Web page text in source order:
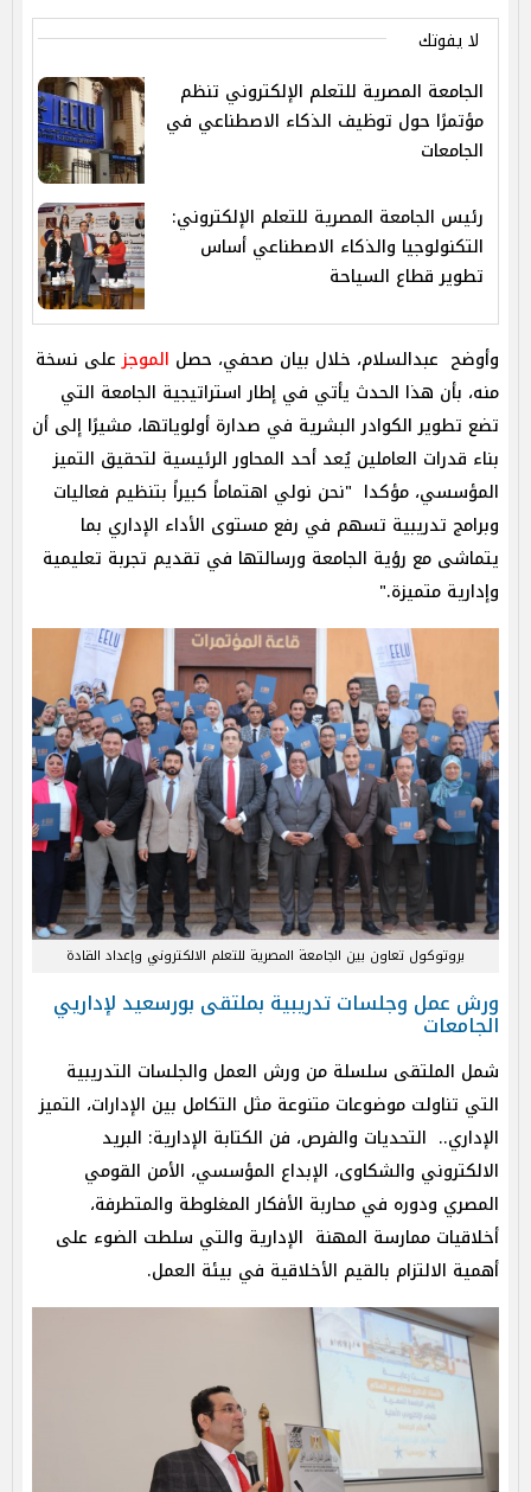
لا يفوتك
الجامعة المصرية للتعلم الإلكتروني تنظم
مؤتمرًا حول توظيف الذكاء الاصطناعي في
الجامعات
رئيس الجامعة المصرية للتعلم الإلكتروني:
التكنولوجيا والذكاء الاصطناعي أساس
تطوير قطاع السياحة
وأوضح عبدالسلام، خلال بيان صحفي، حصل الموجزعلى نسخة
منه، بأن هذا الحدث يأتي في إطار استراتيجية الجامعة التي
تضع تطوير الكوادر البشرية في صدارة أولوياتها، مشيرًا إلى أن
بناء قدرات العاملين يُعد أحد المحاور الرئيسية لتحقيق التميز
المؤسسي، مؤكدا "نحن نولي اهتماماً كبيراً بتنظيم فعاليات
وبرامج تدريبية تسهم في رفع مستوى الأداء الإداري بما
يتماشى مع رؤية الجامعة ورسالتها في تقديم تجربة تعليمية
وإدارية متميزة."
بروتوكول تعاون بين الجامعة المصرية للتعلم الالكتروني وإعداد القادة
ورش عمل وجلسات تدريبية بملتقى بورسعيد لإداريي
الجامعات
شمل الملتقى سلسلة من ورش العمل والجلسات التدريبية
التي تناولت موضوعات متنوعة مثل التكامل بين الإدارات، التميز
الإداري.. التحديات والفرص، فن الكتابة الإدارية: البريد
الالكتروني والشكاوى، الإبداع المؤسسي، الأمن القومي
المصري ودوره في محاربة الأفكار المغلوطة والمتطرفة،
أخلاقيات ممارسة المهنة الإدارية والتي سلطت الضوء على
أهمية الالتزام بالقيم الأخلاقية في بيئة العمل.